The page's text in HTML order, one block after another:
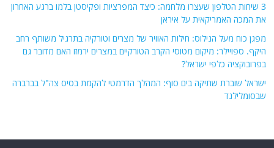
שיחות הטלפון שעצרו מלחמה: כיצד המפרציות ופקיסטן בלמו ברגע האחרון
המכה האמריקאית על איראן
כוח מעל הנילוס: חילות האוויר של מצרים וטורקיה בתרגיל משותף רחב
ספויילר: מיקום מטוסי הקרב הטורקיים במצרים ירמזו האם מדובר גם
כלפי ישראל?
שוברת שתיקה בים סוף: המהלך הדרמטי להקמת בסיס צה"ל בברברה